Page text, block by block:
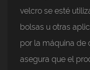
velcro se esté
bolsas u otras
por la máquina de
asegura que el